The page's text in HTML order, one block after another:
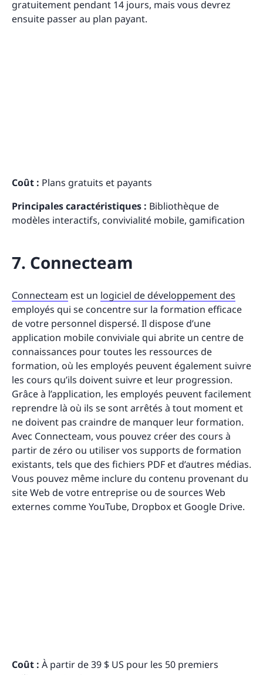
gratuitement pendant 14 jours, mais vous devrez
ensuite passer au plan payant.
Coût : Plans gratuits et payants
Principales caractéristiques : Bibliothèque de
modèles interactifs, convivialité mobile, gamification
7. Connecteam
Connecteam est un logiciel de développement des
employés qui se concentre sur la formation efficace
de votre personnel dispersé. Il dispose d’une
application mobile conviviale qui abrite un centre de
connaissances pour toutes les ressources de
formation, où les employés peuvent également suivre
les cours qu’ils doivent suivre et leur progression.
Grâce à l’application, les employés peuvent facilement
reprendre là où ils se sont arrêtés à tout moment et
ne doivent pas craindre de manquer leur formation.
Avec Connecteam, vous pouvez créer des cours à
partir de zéro ou utiliser vos supports de formation
existants, tels que des fichiers PDF et d’autres médias.
Vous pouvez même inclure du contenu provenant du
site Web de votre entreprise ou de sources Web
externes comme YouTube, Dropbox et Google Drive.
Coût : À partir de 39 $ US pour les 50 premiers